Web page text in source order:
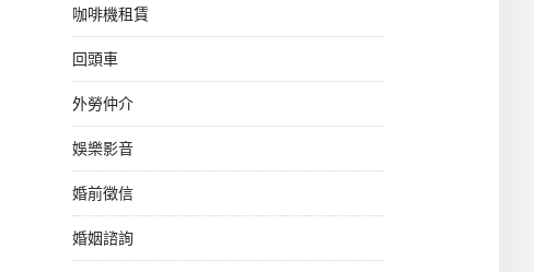
咖啡機租賃
回頭車
外勞仲介
娛樂影音
婚前徵信
婚姻諮詢